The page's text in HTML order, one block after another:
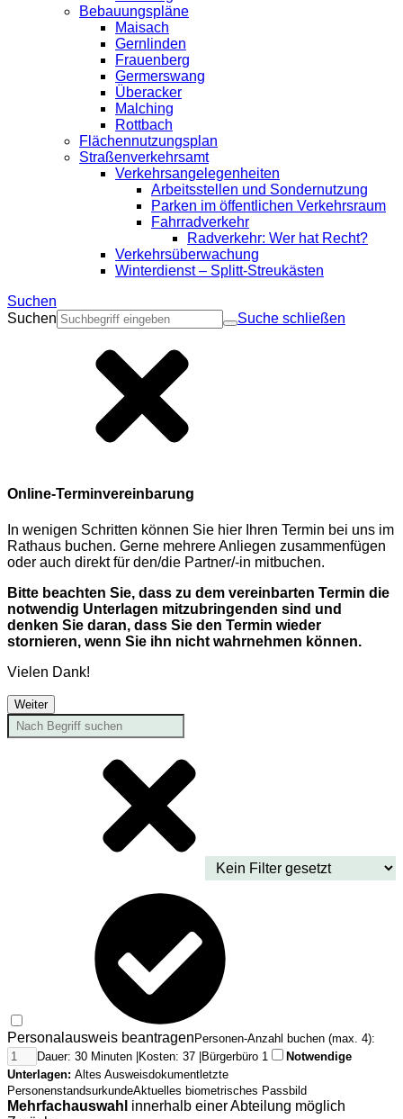
Bebauungspläne
Maisach
Gernlinden
Frauenberg
Germerswang
Überacker
Malching
Rottbach
Flächennutzungsplan
Straßenverkehrsamt
Verkehrsangelegenheiten
Arbeitsstellen und Sondernutzung
Parken im öffentlichen Verkehrsraum
Fahrradverkehr
Radverkehr: Wer hat Recht?
Verkehrsüberwachung
Winterdienst – Splitt-Streukästen
Suchen
Suchen
Suche schließen
Online-Terminvereinbarung
In wenigen Schritten können Sie hier Ihren Termin bei uns im
Rathaus buchen. Gerne mehrere Anliegen zusammenfügen
oder auch direkt für den/die Partner/-in mitbuchen.
Bitte beachten Sie, dass zu dem vereinbarten Termin die
notwendig Unterlagen mitzubringenden sind und
denken Sie daran, dass Sie den Termin wieder
stornieren, wenn Sie ihn nicht wahrnehmen können.
Vielen Dank!
Weiter
Personalausweis beantragenPersonen-Anzahl buchen (max. 4):
Dauer: 30 Minuten |Kosten: 37 |Bürgerbüro 1
Notwendige
Unterlagen: Altes Ausweisdokumentletzte
PersonenstandsurkundeAktuelles biometrisches Passbild
Mehrfachauswahl innerhalb einer Abteilung möglich